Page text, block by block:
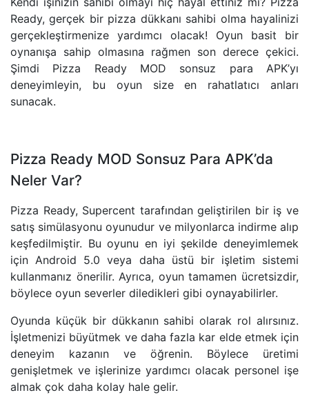
Ready, gerçek bir pizza dükkanı sahibi olma hayalinizi
gerçekleştirmenize yardımcı olacak! Oyun basit bir
oynanışa sahip olmasına rağmen son derece çekici.
Şimdi Pizza Ready MOD sonsuz para APK’yı
deneyimleyin, bu oyun size en rahatlatıcı anları
sunacak.
Pizza Ready MOD Sonsuz Para APK’da
Neler Var?
Pizza Ready, Supercent tarafından geliştirilen bir iş ve
satış simülasyonu oyunudur ve milyonlarca indirme alıp
keşfedilmiştir. Bu oyunu en iyi şekilde deneyimlemek
için Android 5.0 veya daha üstü bir işletim sistemi
kullanmanız önerilir. Ayrıca, oyun tamamen ücretsizdir,
böylece oyun severler diledikleri gibi oynayabilirler.
Oyunda küçük bir dükkanın sahibi olarak rol alırsınız.
İşletmenizi büyütmek ve daha fazla kar elde etmek için
deneyim kazanın ve öğrenin. Böylece üretimi
genişletmek ve işlerinize yardımcı olacak personel işe
almak çok daha kolay hale gelir.